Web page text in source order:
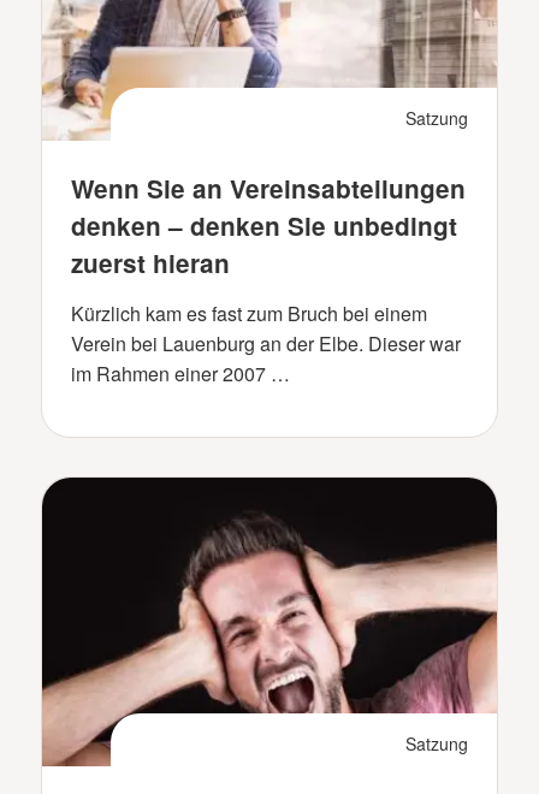
Satzung
Wenn Sie an Vereinsabteilungen
denken – denken Sie unbedingt
zuerst hieran
Kürzlich kam es fast zum Bruch bei einem
Verein bei Lauenburg an der Elbe. Dieser war
im Rahmen einer 2007 …
Satzung